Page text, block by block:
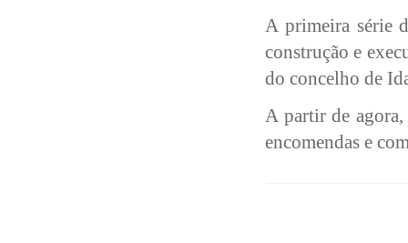
A primeira série
construção e
do concelho de
A partir de agora,
encomendas e